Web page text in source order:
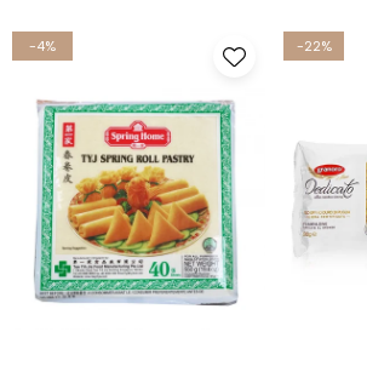
Ulei Huileries du Berry
Ulei Wiberg Gastro
-4% -22%